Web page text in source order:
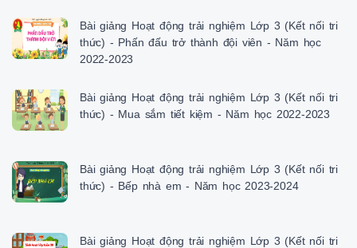
Bài giảng Hoạt động trải nghiệm Lớp 3 (Kết nối tri
thức) - Phấn đấu trở thành đội viên - Năm học
2022-2023
Bài giảng Hoạt động trải nghiệm Lớp 3 (Kết nối tri
thức) - Mua sắm tiết kiệm - Năm học 2022-2023
Bài giảng Hoạt động trải nghiệm Lớp 3 (Kết nối tri
thức) - Bếp nhà em - Năm học 2023-2024
Bài giảng Hoạt động trải nghiệm Lớp 3 (Kết nối tri